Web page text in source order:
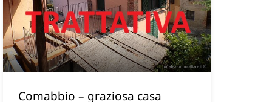
Comabbio – graziosa casa